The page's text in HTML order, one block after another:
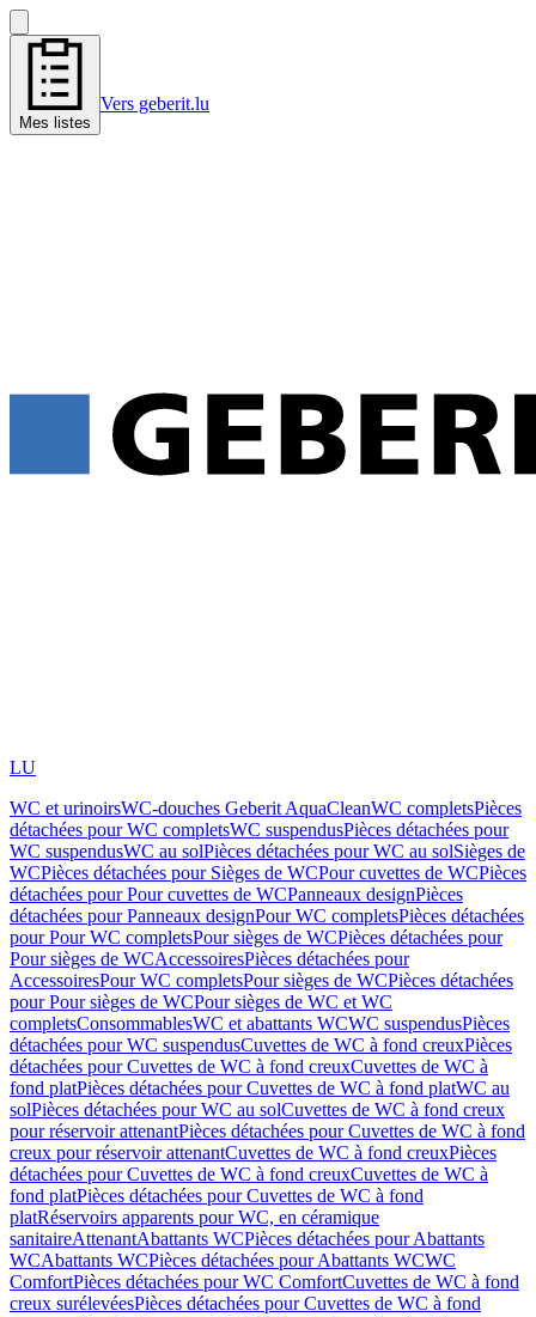
Mes listes
Vers geberit.lu
LU
WC et urinoirsWC-douches Geberit AquaCleanWC completsPièces
détachées pour WC completsWC suspendusPièces détachées pour
WC suspendusWC au solPièces détachées pour WC au solSièges de
WCPièces détachées pour Sièges de WCPour cuvettes de WCPièces
détachées pour Pour cuvettes de WCPanneaux designPièces
détachées pour Panneaux designPour WC completsPièces détachées
pour Pour WC completsPour sièges de WCPièces détachées pour
Pour sièges de WCAccessoiresPièces détachées pour
AccessoiresPour WC completsPour sièges de WCPièces détachées
pour Pour sièges de WCPour sièges de WC et WC
completsConsommablesWC et abattants WCWC suspendusPièces
détachées pour WC suspendusCuvettes de WC à fond creuxPièces
détachées pour Cuvettes de WC à fond creuxCuvettes de WC à
fond platPièces détachées pour Cuvettes de WC à fond platWC au
solPièces détachées pour WC au solCuvettes de WC à fond creux
pour réservoir attenantPièces détachées pour Cuvettes de WC à fond
creux pour réservoir attenantCuvettes de WC à fond creuxPièces
détachées pour Cuvettes de WC à fond creuxCuvettes de WC à
fond platPièces détachées pour Cuvettes de WC à fond
platRéservoirs apparents pour WC, en céramique
sanitaireAttenantAbattants WCPièces détachées pour Abattants
WCAbattants WCPièces détachées pour Abattants WCWC
ComfortPièces détachées pour WC ComfortCuvettes de WC à fond
creux surélevéesPièces détachées pour Cuvettes de WC à fond